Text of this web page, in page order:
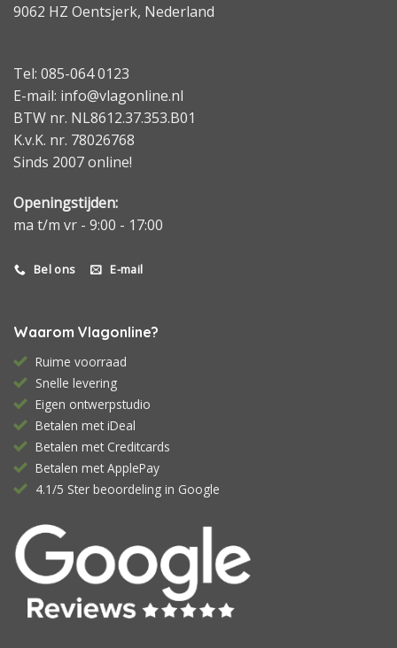
9062 HZ Oentsjerk, Nederland
Tel: 085-064 0123
E-mail: info@vlagonline.nl
BTW nr. NL8612.37.353.B01
K.v.K. nr. 78026768
Sinds 2007 online!
Openingstijden:
ma t/m vr - 9:00 - 17:00
Bel ons E-mail
Waarom Vlagonline?
Ruime voorraad
Snelle levering
Eigen ontwerpstudio
Betalen met iDeal
Betalen met Creditcards
Betalen met ApplePay
4.1/5 Ster beoordeling in Google